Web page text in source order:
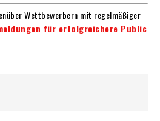
Wettbewerbern mit regelmäßiger
für erfolgreichere Public